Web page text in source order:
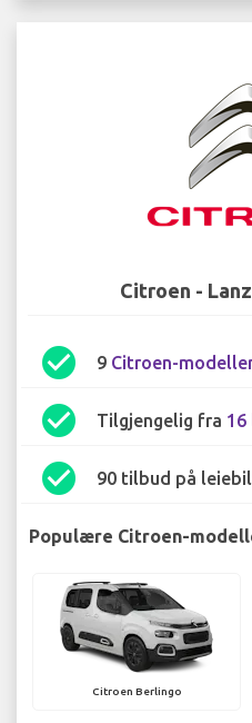
Citroen -
check_circle 9 Citroen-modeller
check_circle Tilgjengelig fra 16
check_circle 90 tilbud på
Populære Citroen-
Citroen Berlingo